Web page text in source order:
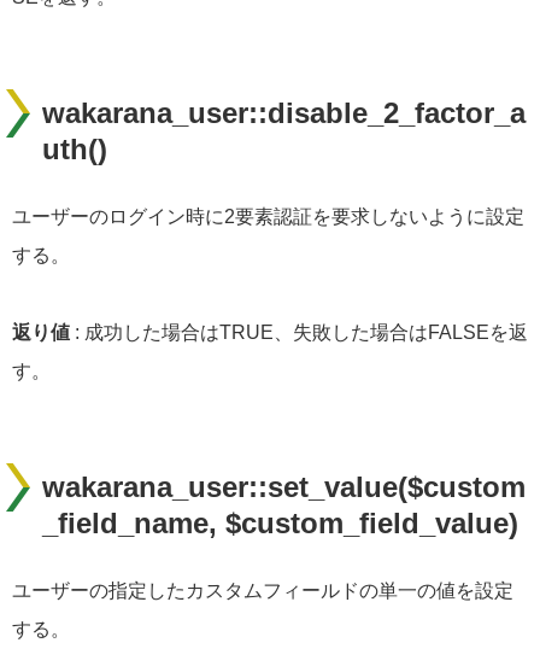
wakarana_user::disable_2_factor_a
uth()
ユーザーのログイン時に2要素認証を要求しないように設定
する。
返り値 : 成功した場合はTRUE、失敗した場合はFALSEを返
す。
wakarana_user::set_value($custom
_field_name, $custom_field_value)
ユーザーの指定したカスタムフィールドの単一の値を設定
する。